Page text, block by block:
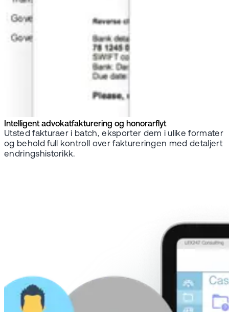
Intelligent advokatfakturering og honorarflyt
Utsted fakturaer i batch, eksporter dem i ulike formater
og behold full kontroll over faktureringen med detaljert
endringshistorikk.